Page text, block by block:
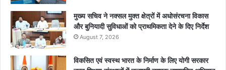
मुख्य सचिव ने नक्सल मुक्त क्षेत्रों में अधोसंरचना विकास
और बुनियादी सुविधाओं को प्राथमिकता देने के दिए निर्देश
August 7, 2026
विकसित एवं स्वस्थ भारत के निर्माण के लिए योगी सरकार